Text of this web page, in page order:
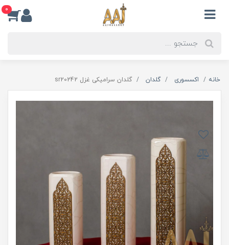
0
خانه اکسسوری گلدان گلدان سرامیکی غزل sr20242